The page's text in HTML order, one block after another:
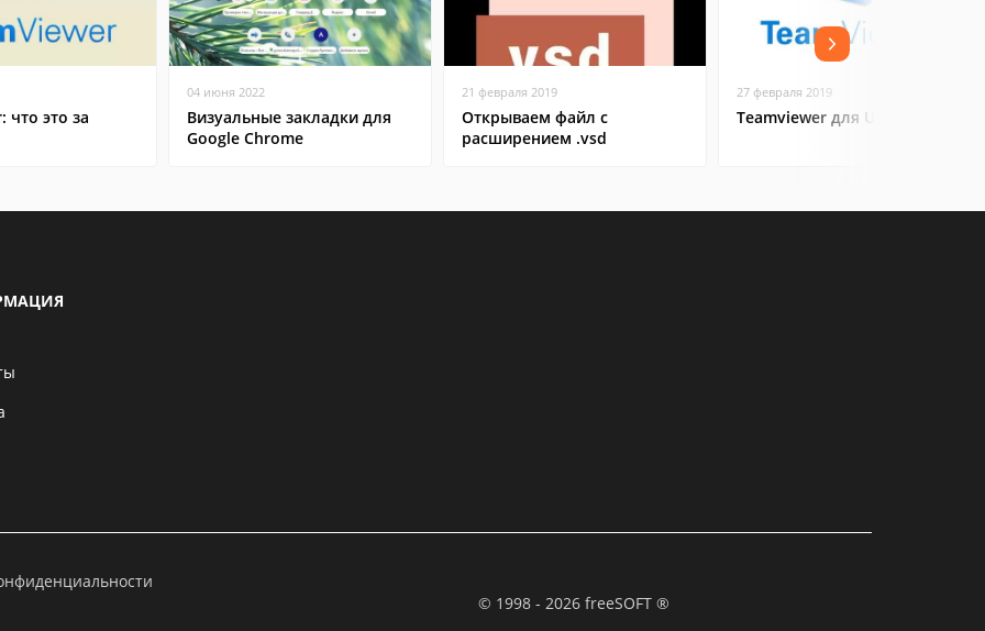
что это за
04 июня 2022
Визуальные закладки для
Google Chrome
21 февраля 2019
Открываем файл с
расширением .vsd
27 февраля 2019
Teamviewer для Ubuntu
© 1998 - 2026 freeSOFT ®